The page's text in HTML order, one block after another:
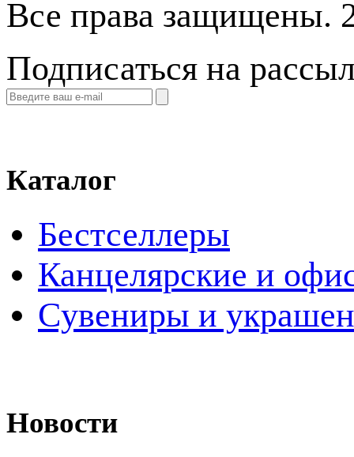
Все права защищены.
Подписаться на
Каталог
Бестселлеры
Канцелярские и
Cувениры и
Новости